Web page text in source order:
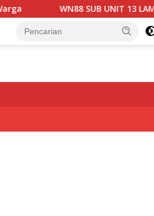
WN88 SUB UNIT 13 LAMPUNG